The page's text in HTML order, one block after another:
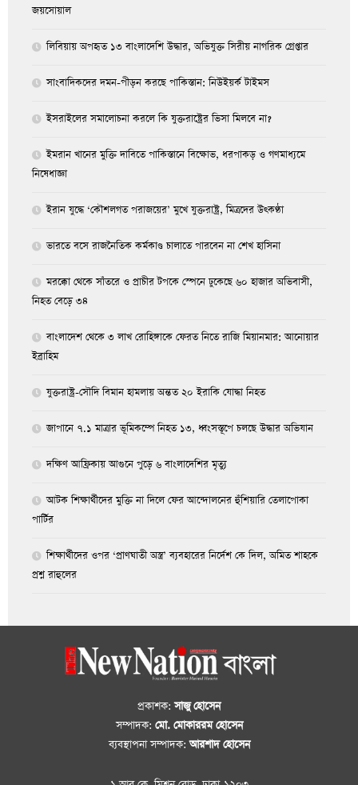
জয়সোয়াল
লিবিয়ায় অপহৃত ১৩ বাংলাদেশি উদ্ধার, অভিযুক্ত সিরীয় নাগরিক গ্রেপ্তার
সাংবাদিকদের দমন-পীড়ন করছে পাকিস্তান: নিউইয়র্ক টাইমস
ইসরাইলের সমালোচনা করলে কি যুক্তরাষ্ট্রের ভিসা মিলবে না?
ইমরান খানের মুক্তি দাবিতে পাকিস্তানে বিক্ষোভ, ধরপাকড় ও গণমাধ্যমে
নিষেধাজ্ঞা
ইরান যুদ্ধে ‘কৌশলগত পরাজয়ের’ মুখে যুক্তরাষ্ট্র, মিত্রদের উৎকণ্ঠা
ভারতে বসে রাজনৈতিক কর্মকাণ্ড চালাতে পারবেন না শেখ হাসিনা
মরক্কো থেকে সাঁতরে ও প্রাচীর টপকে স্পেনে ঢুকেছে ৬০ হাজার অভিবাসী,
নিহত বেড়ে ৩৪
বাংলাদেশ থেকে ৩ লাখ রোহিঙ্গাকে ফেরত নিতে রাজি মিয়ানমার: আনোয়ার
ইব্রাহিম
যুক্তরাষ্ট্র-সৌদি বিমান হামলায় অন্তত ২০ ইরাকি যোদ্ধা নিহত
জাপানে ৭.১ মাত্রার ভূমিকম্পে নিহত ১৩, ধ্বংসস্তূপে চলছে উদ্ধার অভিযান
দক্ষিণ আফ্রিকায় আগুনে পুড়ে ৬ বাংলাদেশির মৃত্যু
আটক শিক্ষার্থীদের মুক্তি না দিলে ফের আন্দোলনের হুঁশিয়ারি তেলাপোকা
পার্টির
শিক্ষার্থীদের ওপর ‘প্রাণঘাতী অস্ত্র’ ব্যবহারের নির্দেশ কে দিল, অমিত শাহকে
প্রশ্ন রাহুলের
প্রকাশক:সাজু হোসেন
সম্পাদক: মো. মোকাররম হোসেন
ব্যবস্থাপনা সম্পাদক:আরশাদ হোসেন